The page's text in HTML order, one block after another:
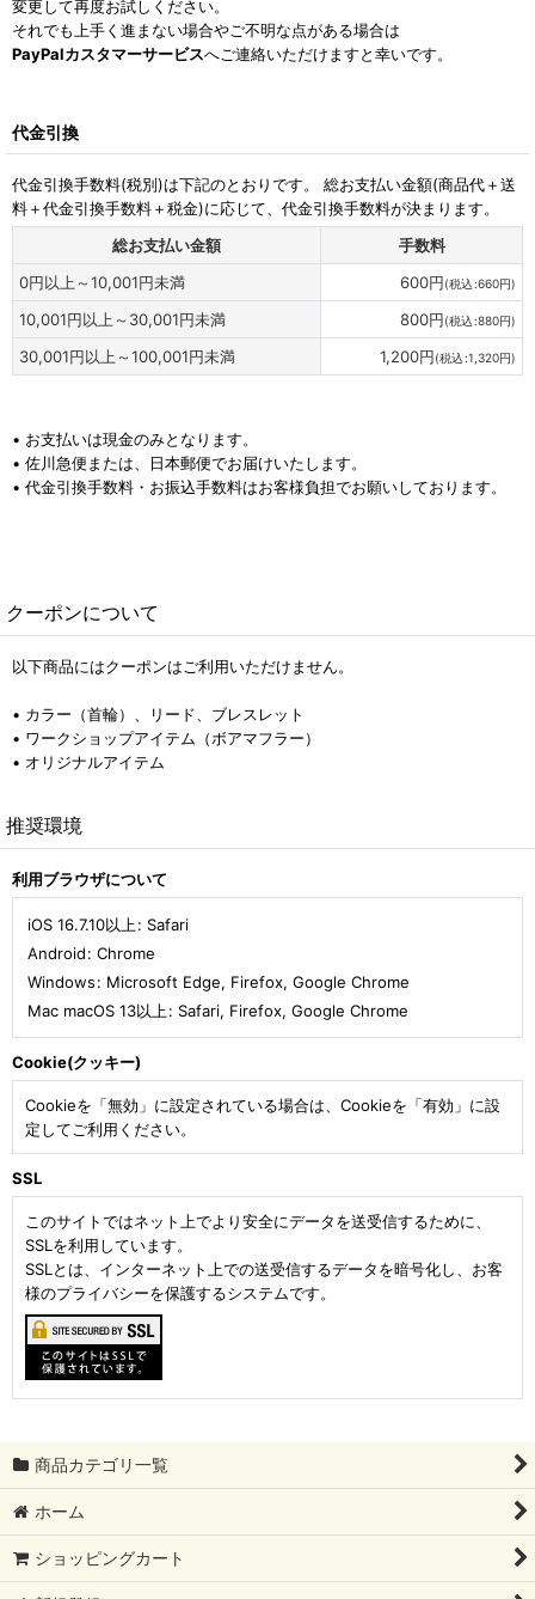
変更して再度お試しください。
それでも上手く進まない場合やご不明な点がある場合は
PayPalカスタマーサービスへご連絡いただけますと幸いです。
代金引換
代金引換手数料(税別)は下記のとおりです。 総お支払い金額(商品代＋送
料＋代金引換手数料＋税金)に応じて、代金引換手数料が決まります。
総お支払い金額
手数料
0円以上～10,001円未満 600円(税込:660円)
10,001円以上～30,001円未満 800円(税込:880円)
30,001円以上～100,001円未満 1,200円(税込:1,320円)
• お支払いは現金のみとなります。
• 佐川急便または、日本郵便でお届けいたします。
• 代金引換手数料・お振込手数料はお客様負担でお願いしております。
クーポンについて
以下商品にはクーポンはご利用いただけません。
• カラー（首輪）、リード、ブレスレット
• ワークショップアイテム（ボアマフラー）
• オリジナルアイテム
推奨環境
利用ブラウザについて
iOS 16.7.10以上: Safari
Android: Chrome
Windows: Microsoft Edge, Firefox, Google Chrome
Mac macOS 13以上: Safari, Firefox, Google Chrome
Cookie(クッキー)
Cookieを「無効」に設定されている場合は、Cookieを「有効」に設
定してご利用ください。
SSL
このサイトではネット上でより安全にデータを送受信するために、
SSLを利用しています。
SSLとは、インターネット上での送受信するデータを暗号化し、お客
様のプライバシーを保護するシステムです。
商品カテゴリ一覧
ホーム
ショッピングカート